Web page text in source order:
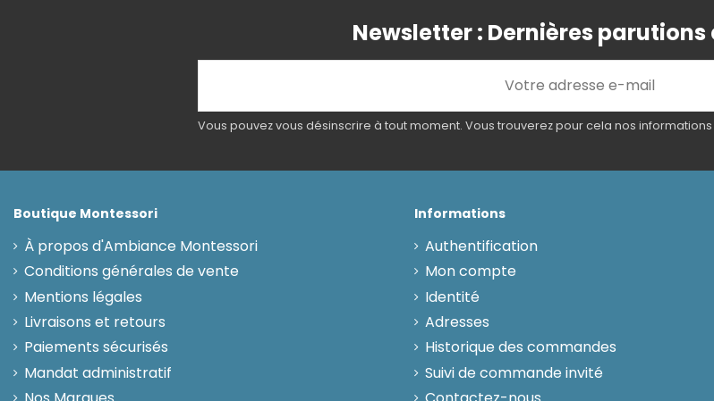
Newsletter : Dernières
Vous pouvez vous désinscrire à tout moment. Vous trouverez pour cela nos
Boutique Montessori
À propos d'Ambiance Montessori
Conditions générales de vente
Mentions légales
Livraisons et retours
Paiements sécurisés
Mandat administratif
Informations
Authentification
Mon compte
Identité
Adresses
Historique des commandes
Suivi de commande invité